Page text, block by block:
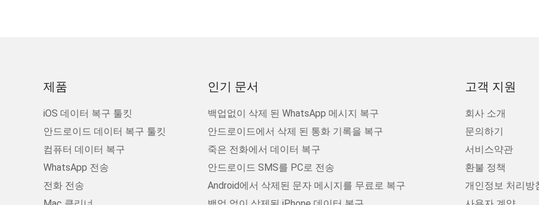
제품
iOS 데이터 복구 툴킷
안드로이드 데이터 복구 툴킷
컴퓨터 데이터 복구
WhatsApp 전송
전화 전송
인기 문서
백업없이 삭제 된 WhatsApp 메시지 복구
안드로이드에서 삭제 된 통화 기록을 복구
죽은 전화에서 데이터 복구
안드로이드 SMS를 PC로 전송
Android에서 삭제된 문자 메시지를 무료로 복구
고객 지원
회사 소개
문의하기
서비스약관
환불 정책
개인정보 처리방